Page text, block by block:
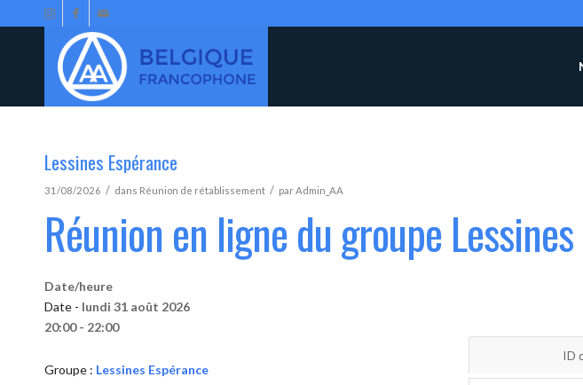
Lessines Espérance
31/08/2026 / dans Réunion de rétablissement / parAdmin_AA
Réunion en ligne du groupe
Date/heure
Date - lundi 31 août 2026
20:00 - 22:00
Groupe : Lessines Espérance
ID